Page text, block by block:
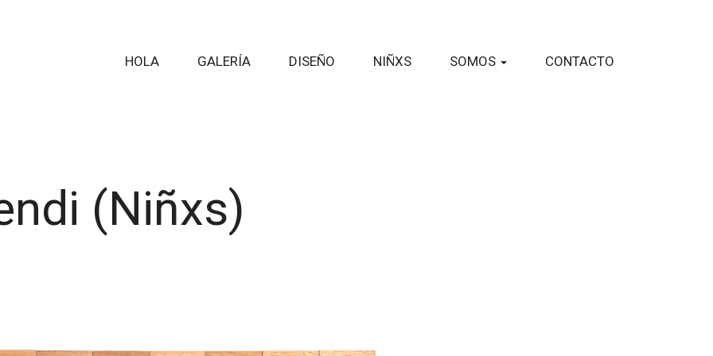
HOLA GALERÍA DISEÑO NIÑXS SOMOS CONTACTO
(Niñxs)